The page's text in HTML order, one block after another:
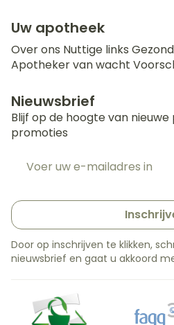
Uw apotheek
Over ons Nuttige links
Apotheker van wacht
Nieuwsbrief
Blijf op de hoogte van
promoties
Door op inschrijven te klikken,
nieuwsbrief en gaat u akkoord